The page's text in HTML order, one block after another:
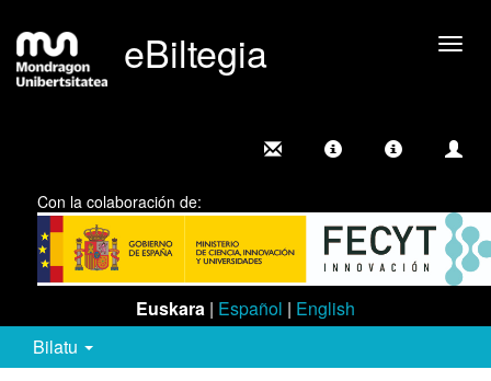
eBiltegia
Con la colaboración de:
Euskara | Español | English
Bilatu